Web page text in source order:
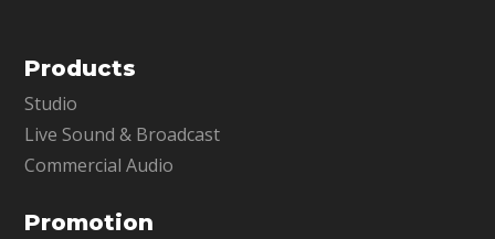
Products
Studio
Live Sound & Broadcast
Commercial Audio
Promotion